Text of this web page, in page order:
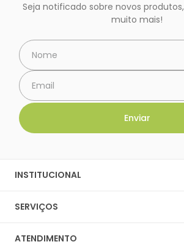
Seja notificado sobre novos
muito mais!
INSTITUCIONAL
SERVIÇOS
ATENDIMENTO